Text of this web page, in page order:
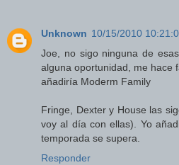
Unknown 10/15/2010
Joe, no sigo ninguna de
alguna oportunidad, me hace
añadiría Moderm Family
Fringe, Dexter y House las
voy al día con ellas). Yo
temporada se supera.
Responder